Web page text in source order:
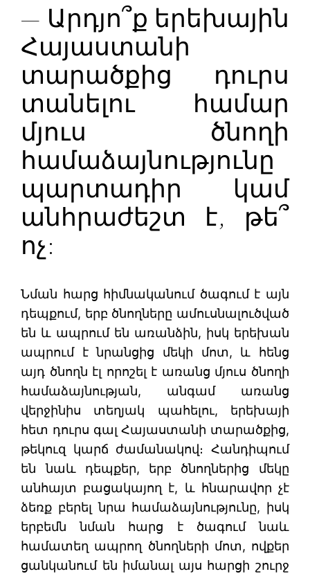
— Արդյո՞ք երեխային
Հայաստանի
տարածքից դուրս
տանելու համար
մյուս ծնողի
համաձայնությունը
պարտադիր կամ
անհրաժեշտ է, թե՞
ոչ:
Նման հարց հիմնականում ծագում է այն
դեպքում, երբ ծնողները ամուսնալուծված
են և ապրում են առանձին, իսկ երեխան
ապրում է նրանցից մեկի մոտ, և հենց
այդ ծնողն էլ որոշել է առանց մյուս ծնողի
համաձայնության, անգամ առանց
վերջինիս տեղյակ պահելու, երեխայի
հետ դուրս գալ Հայաստանի տարածքից,
թեկուզ կարճ ժամանակով։ Հանդիպում
են նաև դեպքեր, երբ ծնողներից մեկը
անհայտ բացակայող է, և հնարավոր չէ
ձեռք բերել նրա համաձայնությունը, իսկ
երբեմն նման հարց է ծագում նաև
համատեղ ապրող ծնողների մոտ, ովքեր
ցանկանում են իմանալ այս հարցի շուրջ